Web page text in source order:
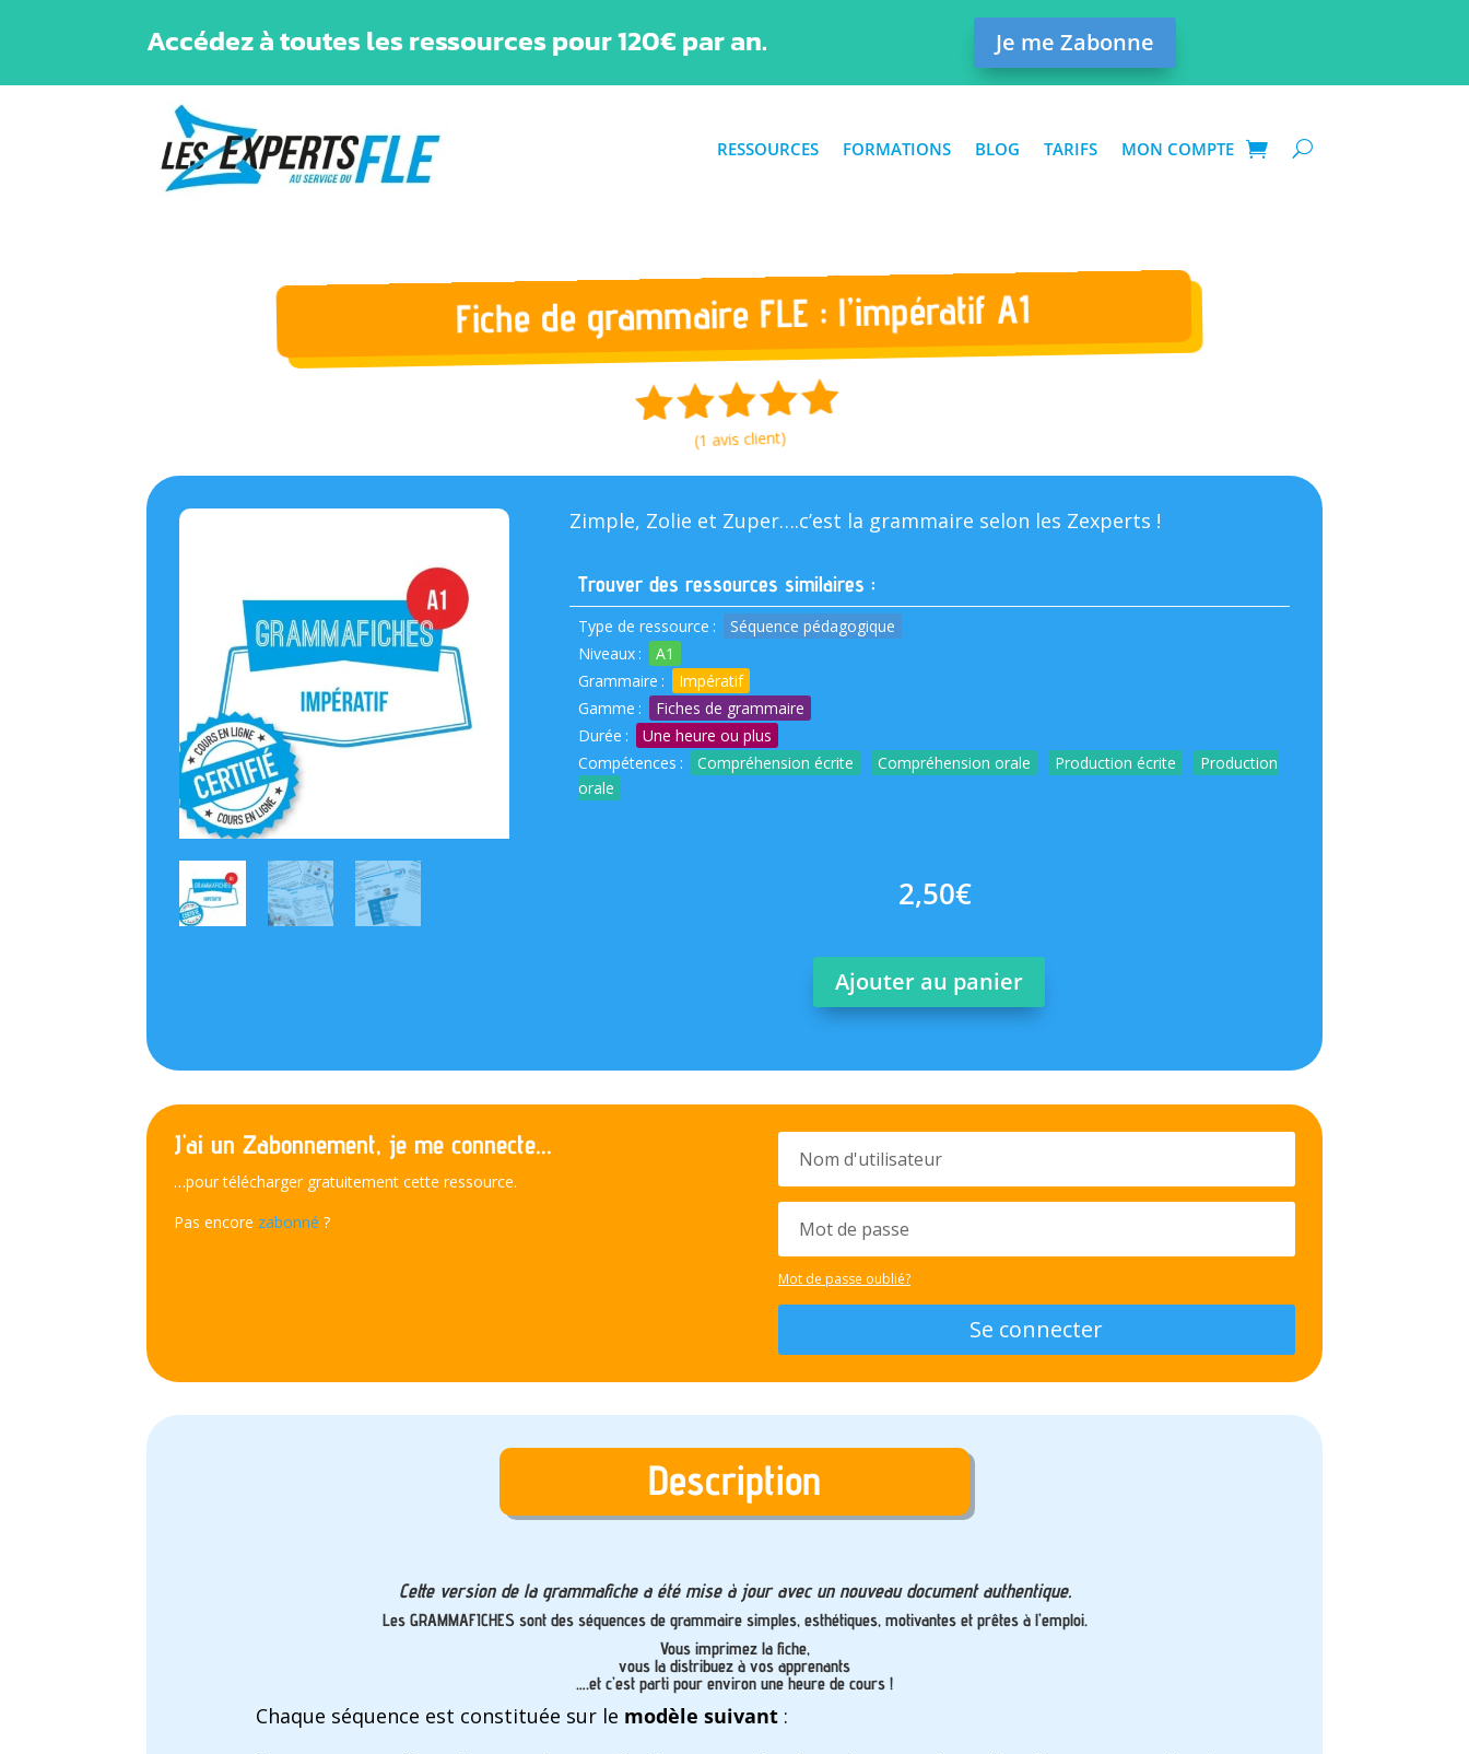
Accédez à toutes les ressources pour 120€ par an. Je me Zabonne
RESSOURCES FORMATIONS BLOG TARIFS MON COMPTE
Fiche de grammaire FLE : l’impératif A1
Noté5.00
sur 5
basé sur
client
(1 avis client)
Zimple, Zolie et Zuper….c’est la grammaire selon les Zexperts !
Trouver des ressources similaires :
Type de ressource :
Séquence pédagogique
Niveaux :
A1
Grammaire :
Impératif
Gamme :
Fiches de grammaire
Durée :
Une heure ou plus
Compétences : Compréhension écrite Compréhension orale Production écrite
Production
orale
2,50€
Ajouter au panier
J'ai un Zabonnement, je me connecte...
…pour télécharger gratuitement cette ressource.
Pas encore zabonné ?
Mot de passe oublié?
Se connecter
Description
Cette version de la grammafiche a été mise à jour avec un nouveau document authentique.
Les GRAMMAFICHESsont des séquences de grammairesimples, esthétiques, motivantes etprêtes à l’emploi.
Vous imprimez la fiche,
vous la distribuez à vos apprenants
….et c’est parti pour environ une heure de cours !
Chaque séquence est constituée sur le modèle suivant :